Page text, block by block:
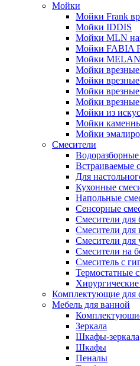
Мойки
Мойки Frank
Мойки IDDIS
Мойки MLN
Мойки FABIA
Мойки
Мойки
Мойки
Мойки
Мойки
Мойки из
Мойки
Мойки
Смесители
Встраиваемые
Для
Кухонные
Напольные
Сенсорные
Смесители для
Смесители для
Смесители для
Смесители на
Смеситель с
Термостатные
Комплектующие для
Мебель для ванной
Зеркала
Шкафы-зеркала
Шкафы
Пеналы